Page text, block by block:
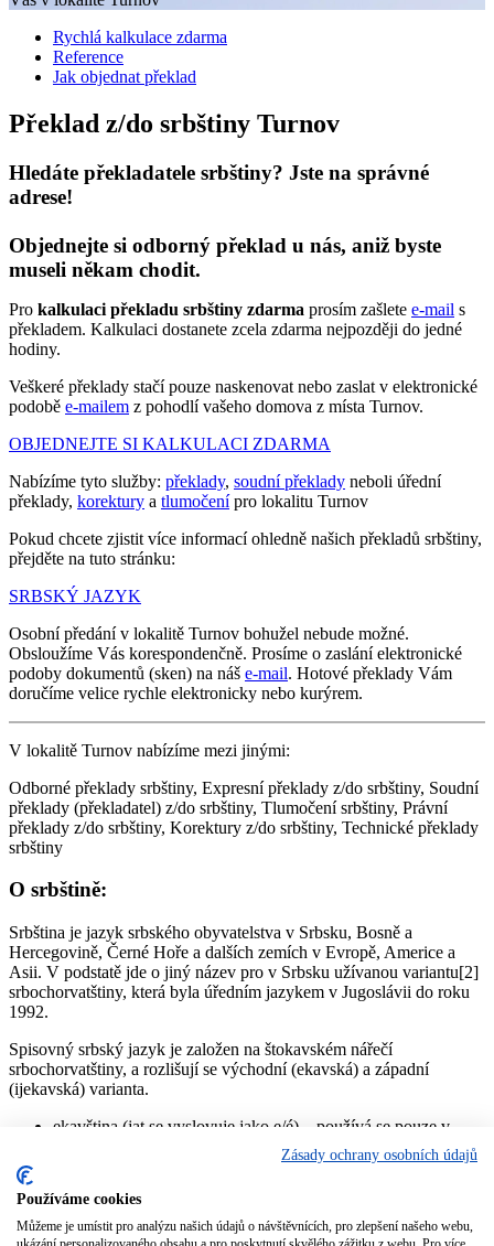
Rychlá kalkulace zdarma
Reference
Jak objednat překlad
Překlad z/do srbštiny Turnov
Hledáte překladatele srbštiny? Jste na správné
adrese!
Objednejte si odborný překlad u nás, aniž byste
museli někam chodit.
Pro kalkulaci překladu srbštiny zdarma prosím zašlete e-mail s
překladem. Kalkulaci dostanete zcela zdarma nejpozději do jedné
hodiny.
Veškeré překlady stačí pouze naskenovat nebo zaslat v elektronické
podobě e-mailem z pohodlí vašeho domova z místa Turnov.
OBJEDNEJTE SI KALKULACI ZDARMA
Nabízíme tyto služby: překlady, soudní překlady neboli úřední
překlady, korektury a tlumočenípro lokalitu Turnov
Pokud chcete zjistit více informací ohledně našich překladů srbštiny,
přejděte na tuto stránku:
SRBSKÝ JAZYK
Osobní předání v lokalitě Turnov bohužel nebude možné.
Obsloužíme Vás korespondenčně. Prosíme o zaslání elektronické
podoby dokumentů (sken) na náš e-mail. Hotové překlady Vám
doručíme velice rychle elektronicky nebo kurýrem.
V lokalitě Turnov nabízíme mezi jinými:
Odborné překlady srbštiny, Expresní překlady z/do srbštiny, Soudní
překlady (překladatel) z/do srbštiny, Tlumočení srbštiny, Právní
překlady z/do srbštiny, Korektury z/do srbštiny, Technické překlady
srbštiny
O srbštině:
Srbština je jazyk srbského obyvatelstva v Srbsku, Bosně a
Hercegovině, Černé Hoře a dalších zemích v Evropě, Americe a
Asii. V podstatě jde o jiný název pro v Srbsku užívanou variantu[2]
srbochorvatštiny, která byla úředním jazykem v Jugoslávii do roku
1992.
Spisovný srbský jazyk je založen na štokavském nářečí
srbochorvatštiny, a rozlišují se východní (ekavská) a západní
(ijekavská) varianta.
ekavština (jat se vyslovuje jako e/é) – používá se pouze v
Srbsku, kde je z velké míry převažující výslovnost (Bělehrad,
Vojvodina, Kosovo, východní, centrální a jižní Srbsko).
Bosně a Hercegovině, Černé Hoře a Chorvatsku, v Srbsku
pouze ve západní části (pořád ustupuje pod vlivem médií)
Zásady ochrany osobních údajů
Používáme cookies
Můžeme je umístit pro analýzu našich údajů o návštěvnících, pro zlepšení našeho webu,